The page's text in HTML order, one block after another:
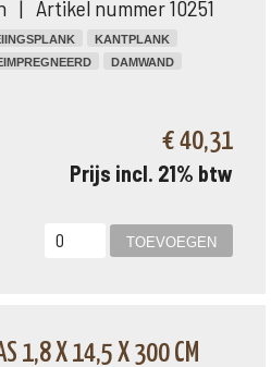
| Artikel nummer 10251
KANTPLANK
DAMWAND
€ 40,31
Prijs incl. 21% btw
1,8 X 14,5 X 300 CM